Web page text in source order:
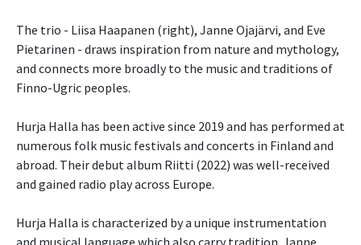
The trio - Liisa Haapanen (right), Janne Ojajärvi, and Eve
Pietarinen - draws inspiration from nature and mythology,
and connects more broadly to the music and traditions of
Finno-Ugric peoples.
Hurja Halla has been active since 2019 and has performed at
numerous folk music festivals and concerts in Finland and
abroad. Their debut album Riitti (2022) was well-received
and gained radio play across Europe.
Hurja Halla is characterized by a unique instrumentation
and musical language which also carry tradition. Janne